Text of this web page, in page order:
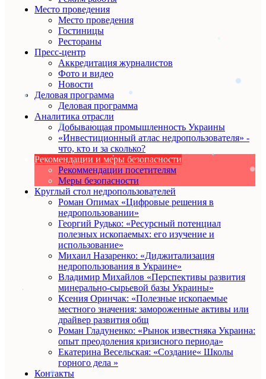
Место проведения
Место проведения
Гостиницы
Рестораны
Пресс-центр
Аккредитация журналистов
Фото и видео
Новости
Деловая программа
Деловая программа
Аналитика отрасли
Добывающая промышленность Украины
«Инвестиционный атлас недропользователя» -
что, кто и за сколько?
Рекомендации и меры безопасности
Рекоммендации посетителям
Меры безопасности
Круглый стол недропользователей
Роман Опимах «Цифровые решения в
недропользовании»
Георгий Рудько: «Ресурсный потенциал
полезных ископаемых: его изучение и
использование»
Михаил Назаренко: «Диджитализация
недропользования в Украине»
Владимир Михайлов «Перспективы развития
минерально-сырьевой базы Украины»
Ксения Оринчак: «Полезные ископаемые
местного значения: замороженные активы или
драйвер развития общ
Роман Гладуненко: «Рынок известняка Украина:
опыт преодоления кризисного периода»
Екатерина Весельская: «Создание« Школы
горного дела »
Контакты